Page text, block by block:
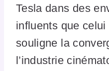
Tesla dans des
influents que
souligne la
l’industrie